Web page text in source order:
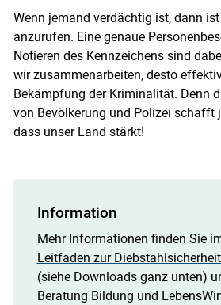
Wenn jemand verdächtig ist, dann
anzurufen. Eine genaue
Notieren des Kennzeichens sind
wir zusammenarbeiten, desto
Bekämpfung der Kriminalität. Denn
von Bevölkerung und Polizei schafft
dass unser Land stärkt!
Information
Mehr Informationen finden Sie
Leitfaden zur
(siehe Downloads ganz unten)
Beratung Bildung und